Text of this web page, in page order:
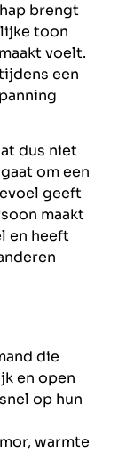
brengt
toon
voelt.
een
dus niet
om een
geeft
maakt
en heeft
die
en open
op hun
warmte